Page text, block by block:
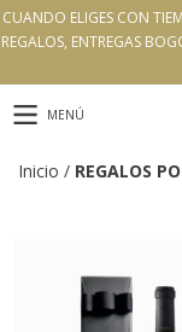
CUANDO ELIGES CON
REGALOS, ENTREGAS
MENÚ
Inicio / REGALOS